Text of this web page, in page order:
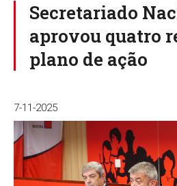
Secretariado
aprovou quatro
plano de ação
7-11-2025